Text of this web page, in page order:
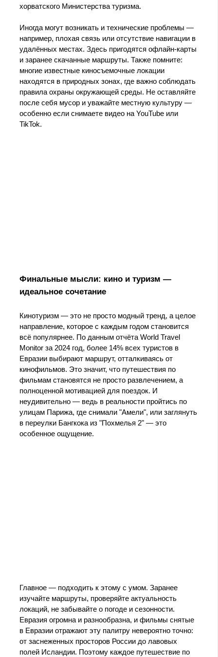
хорватского Министерства туризма.
Иногда могут возникать и технические проблемы —
например, плохая связь или отсутствие навигации в
удалённых местах. Здесь пригодятся офлайн-карты
и заранее скачанные маршруты. Также помните:
многие известные киносъемочные локации
находятся в природных зонах, где важно соблюдать
правила охраны окружающей среды. Не оставляйте
после себя мусор и уважайте местную культуру —
особенно если снимаете видео на YouTube или
TikTok.
Финальные мысли: кино и туризм —
идеальное сочетание
Кинотуризм — это не просто модный тренд, а целое
направление, которое с каждым годом становится
всё популярнее. По данным отчёта World Travel
Monitor за 2024 год, более 14% всех туристов в
Евразии выбирают маршрут, отталкиваясь от
кинофильмов. Это значит, что путешествия по
фильмам становятся не просто развлечением, а
полноценной мотивацией для поездок. И
неудивительно — ведь в реальности пройтись по
улицам Парижа, где снимали "Амели", или заглянуть
в переулки Бангкока из "Похмелья 2" — это
особенное ощущение.
Главное — подходить к этому с умом. Заранее
изучайте маршруты, проверяйте актуальность
локаций, не забывайте о погоде и сезонности.
Евразия огромна и разнообразна, и фильмы снятые
в Евразии отражают эту палитру невероятно точно:
от заснеженных просторов России до лавовых
полей Исландии. Поэтому каждое путешествие по